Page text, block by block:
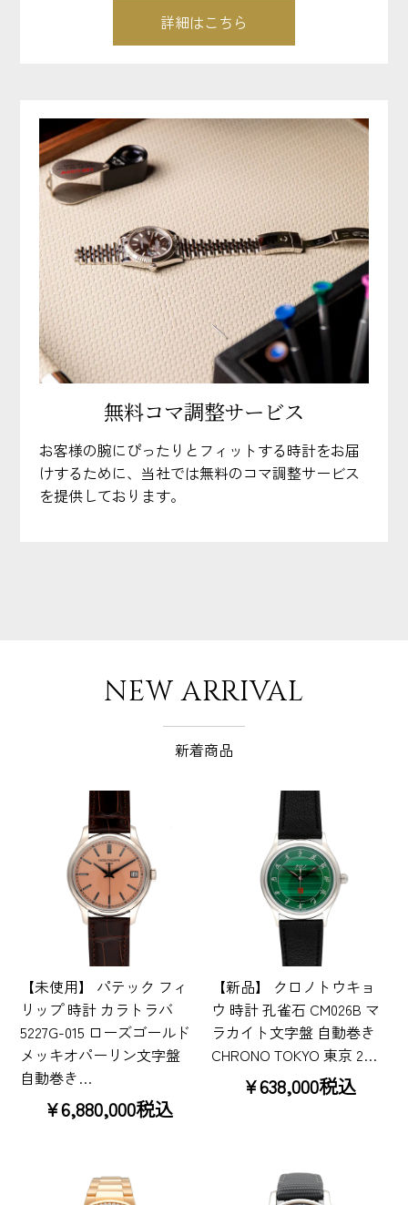
詳細はこちら
無料コマ調整サービス
お客様の腕にぴったりとフィットする時計をお届
けするために、当社では無料のコマ調整サービス
を提供しております。
NEW ARRIVAL
新着商品
【未使用】 パテック フィ
リップ 時計 カラトラバ
5227G-015 ローズゴールド
メッキオパーリン文字盤
自動巻き…
¥6,880,000税込
【新品】 クロノトウキョ
ウ 時計 孔雀石 CM026B マ
ラカイト文字盤 自動巻き
CHRONO TOKYO 東京 2…
¥638,000税込